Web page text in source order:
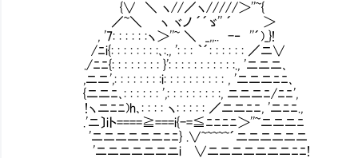
{∨ ＼ ヽ//／ヽ/////＞''~{
／~＼ ヽ ヾノ ´´ゞ'' ´ ＞
, '7: : : : : :ヽ＞''~ ＼ _,,.. -‐ ''´)_}!
/ﾆi{: : : : : : : :､:., ': : : ｀´: : : : : : ／ニ∨
./ﾆﾆ{: : : : : : : : }': : : : : : : : : : :., 'ニニニ､
,ニニ',: : : : : : : :i: : : : : : : : : : , 'ニニニﾆﾆ､
{ニニﾆ､: : : : : : ',: : : : : : : : :, ニニニﾆ/ﾆﾆ',
!ヽニﾆﾆ)h､: : : : ヽ: : : : : ／ニニﾆﾆ, 'ニﾆﾆ.,
.'ニ〕iト====≧===i{-=≦ﾆﾆﾆﾆ＞''~ニニニﾆ
'ニニニニニニﾆﾆ} .∨~~~~~´ニニニニニニ
'ニニニニニニニi ∨ニニニニニニニﾆﾆ!